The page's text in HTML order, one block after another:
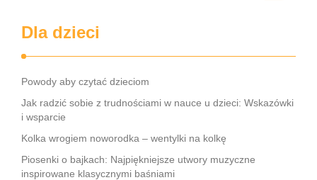
Dla dzieci
Powody aby czytać dzieciom
Jak radzić sobie z trudnościami w nauce u dzieci: Wskazówki
i wsparcie
Kolka wrogiem noworodka – wentylki na kolkę
Piosenki o bajkach: Najpiękniejsze utwory muzyczne
inspirowane klasycznymi baśniami